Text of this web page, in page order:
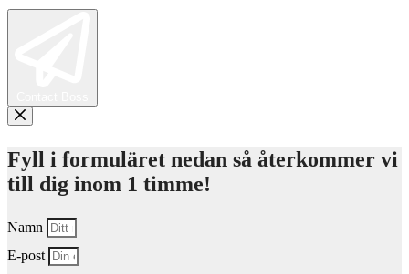
Fyll i formuläret nedan så återkommer vi
till dig inom 1 timme!
Namn
E-post